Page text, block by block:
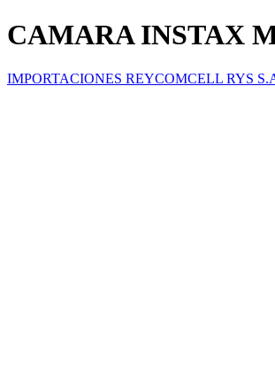
CAMARA INSTAX
IMPORTACIONES REYCOMCELL RYS